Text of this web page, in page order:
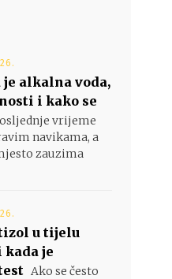
alkalna voda,
i kako se
vrijeme
navikama, a
zauzima
u tijelu
je
Ako se često